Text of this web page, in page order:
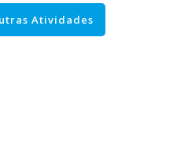
Atividades